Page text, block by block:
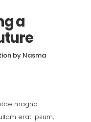
a
by Nasma
magna
erat ipsum,